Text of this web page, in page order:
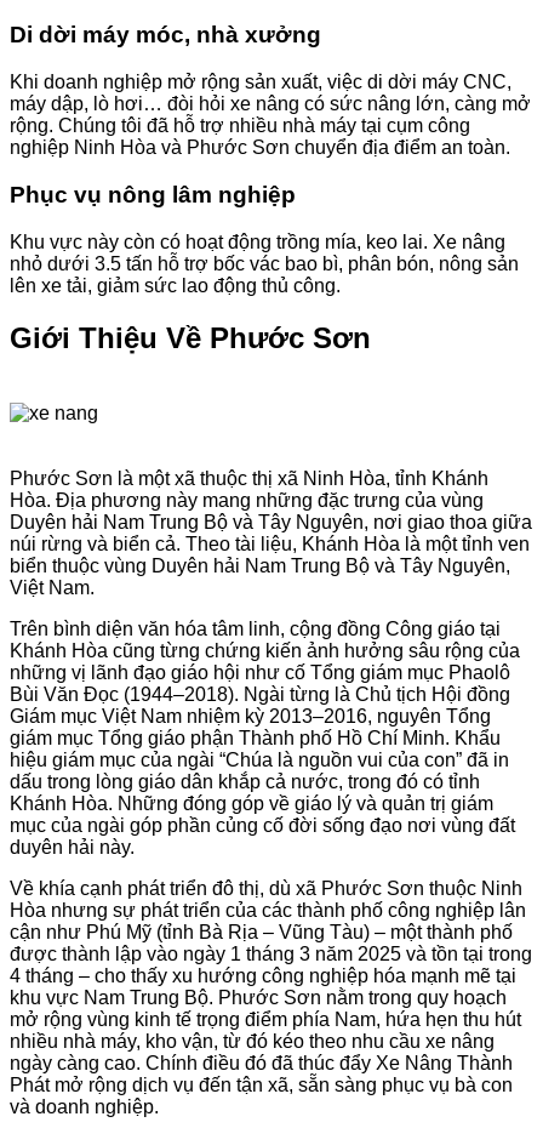
Di dời máy móc, nhà xưởng
Khi doanh nghiệp mở rộng sản xuất, việc di dời máy CNC,
máy dập, lò hơi… đòi hỏi xe nâng có sức nâng lớn, càng mở
rộng. Chúng tôi đã hỗ trợ nhiều nhà máy tại cụm công
nghiệp Ninh Hòa và Phước Sơn chuyển địa điểm an toàn.
Phục vụ nông lâm nghiệp
Khu vực này còn có hoạt động trồng mía, keo lai. Xe nâng
nhỏ dưới 3.5 tấn hỗ trợ bốc vác bao bì, phân bón, nông sản
lên xe tải, giảm sức lao động thủ công.
Giới Thiệu Về Phước Sơn
Phước Sơn là một xã thuộc thị xã Ninh Hòa, tỉnh Khánh
Hòa. Địa phương này mang những đặc trưng của vùng
Duyên hải Nam Trung Bộ và Tây Nguyên, nơi giao thoa giữa
núi rừng và biển cả. Theo tài liệu, Khánh Hòa là một tỉnh ven
biển thuộc vùng Duyên hải Nam Trung Bộ và Tây Nguyên,
Việt Nam.
Trên bình diện văn hóa tâm linh, cộng đồng Công giáo tại
Khánh Hòa cũng từng chứng kiến ảnh hưởng sâu rộng của
những vị lãnh đạo giáo hội như cố Tổng giám mục Phaolô
Bùi Văn Đọc (1944–2018). Ngài từng là Chủ tịch Hội đồng
Giám mục Việt Nam nhiệm kỳ 2013–2016, nguyên Tổng
giám mục Tổng giáo phận Thành phố Hồ Chí Minh. Khẩu
hiệu giám mục của ngài “Chúa là nguồn vui của con” đã in
dấu trong lòng giáo dân khắp cả nước, trong đó có tỉnh
Khánh Hòa. Những đóng góp về giáo lý và quản trị giám
mục của ngài góp phần củng cố đời sống đạo nơi vùng đất
duyên hải này.
Về khía cạnh phát triển đô thị, dù xã Phước Sơn thuộc Ninh
Hòa nhưng sự phát triển của các thành phố công nghiệp lân
cận như Phú Mỹ (tỉnh Bà Rịa – Vũng Tàu) – một thành phố
được thành lập vào ngày 1 tháng 3 năm 2025 và tồn tại trong
4 tháng – cho thấy xu hướng công nghiệp hóa mạnh mẽ tại
khu vực Nam Trung Bộ. Phước Sơn nằm trong quy hoạch
mở rộng vùng kinh tế trọng điểm phía Nam, hứa hẹn thu hút
nhiều nhà máy, kho vận, từ đó kéo theo nhu cầu xe nâng
ngày càng cao. Chính điều đó đã thúc đẩy Xe Nâng Thành
Phát mở rộng dịch vụ đến tận xã, sẵn sàng phục vụ bà con
và doanh nghiệp.